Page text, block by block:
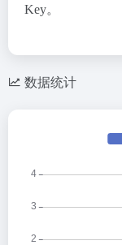
Key。
数据统计